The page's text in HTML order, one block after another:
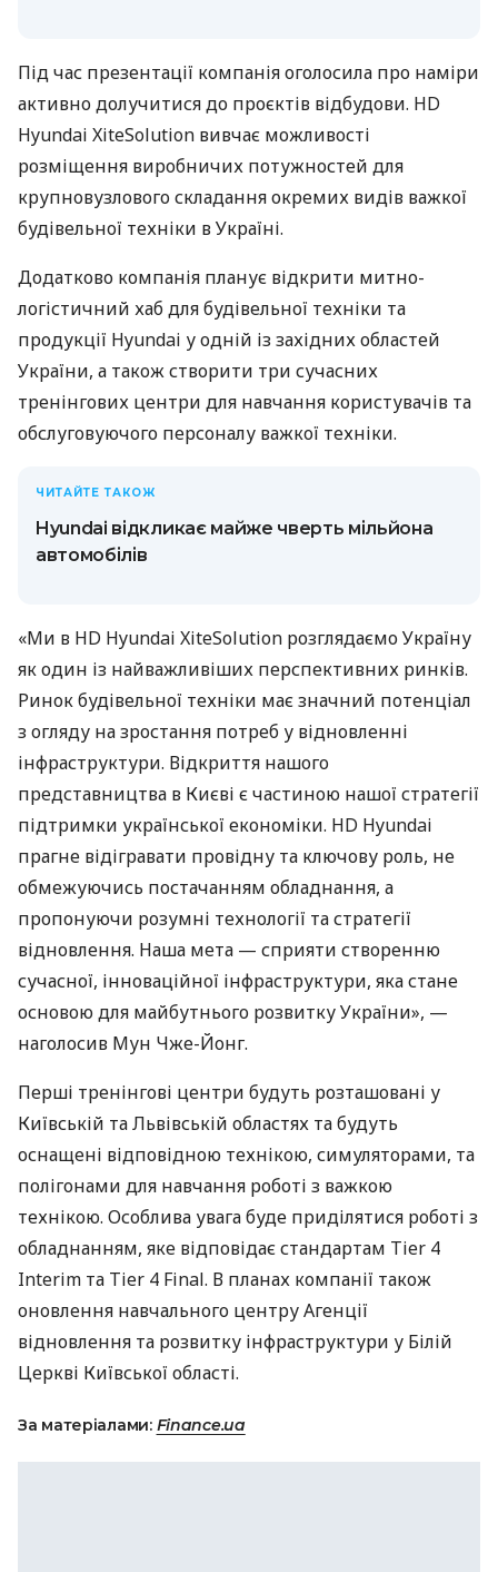
Під час презентації компанія оголосила про наміри
активно долучитися до проєктів відбудови. HD
Hyundai XiteSolution вивчає можливості
розміщення виробничих потужностей для
крупновузлового складання окремих видів важкої
будівельної техніки в Україні.
Додатково компанія планує відкрити митно-
логістичний хаб для будівельної техніки та
продукції Hyundai у одній із західних областей
України, а також створити три сучасних
тренінгових центри для навчання користувачів та
обслуговуючого персоналу важкої техніки.
ЧИТАЙТЕ ТАКОЖ
Hyundai відкликає майже чверть мільйона
автомобілів
«Ми в HD Hyundai XiteSolution розглядаємо Україну
як один із найважливіших перспективних ринків.
Ринок будівельної техніки має значний потенціал
з огляду на зростання потреб у відновленні
інфраструктури. Відкриття нашого
представництва в Києві є частиною нашої стратегії
підтримки української економіки. HD Hyundai
прагне відігравати провідну та ключову роль, не
обмежуючись постачанням обладнання, а
пропонуючи розумні технології та стратегії
відновлення. Наша мета — сприяти створенню
сучасної, інноваційної інфраструктури, яка стане
основою для майбутнього розвитку України», —
наголосив Мун Чже-Йонг.
Перші тренінгові центри будуть розташовані у
Київській та Львівській областях та будуть
оснащені відповідною технікою, симуляторами, та
полігонами для навчання роботі з важкою
технікою. Особлива увага буде приділятися роботі з
обладнанням, яке відповідає стандартам Tier 4
Interim та Tier 4 Final. В планах компанії також
оновлення навчального центру Агенції
відновлення та розвитку інфраструктури у Білій
Церкві Київської області.
За матеріалами: Finance.ua